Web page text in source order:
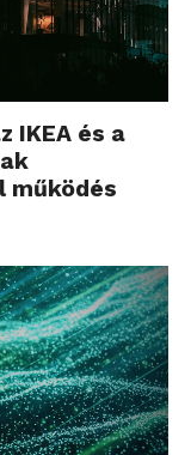
IKEA és a
működés